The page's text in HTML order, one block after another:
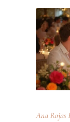
Ana Rojas